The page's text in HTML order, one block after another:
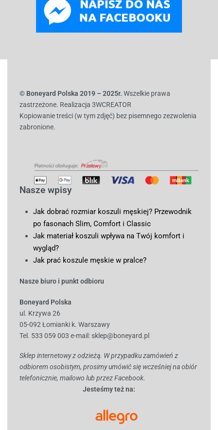
© Boneyard Polska 2019 – 2025r. Wszelkie prawa
zastrzeżone. Realizacja 3WCREATOR
Kopiowanie treści (w tym zdjęć) bez pisemnego zezwolenia
zabronione.
Nasze wpisy
Jak dobrać rozmiar koszuli męskiej? Przewodnik
po fasonach Slim, Comfort i Classic
Jak materiał koszuli wpływa na Twój komfort i
wygląd?
Jak prać koszule męskie w pralce?
Nasze biuro i punkt odbioru
Boneyard Polska
ul. Krzywa 26
05-092 Łomianki k. Warszawy
Tel. 533 059 003 e-mail: sklep@boneyard.pl
Sklep internetowy z odzieżą. W przypadku zamówień z
odbiorem osobistym, prosimy umówić się wcześniej na obiór
telefonicznie, mailowo lub przez Facebook.
Jesteśmy też na: